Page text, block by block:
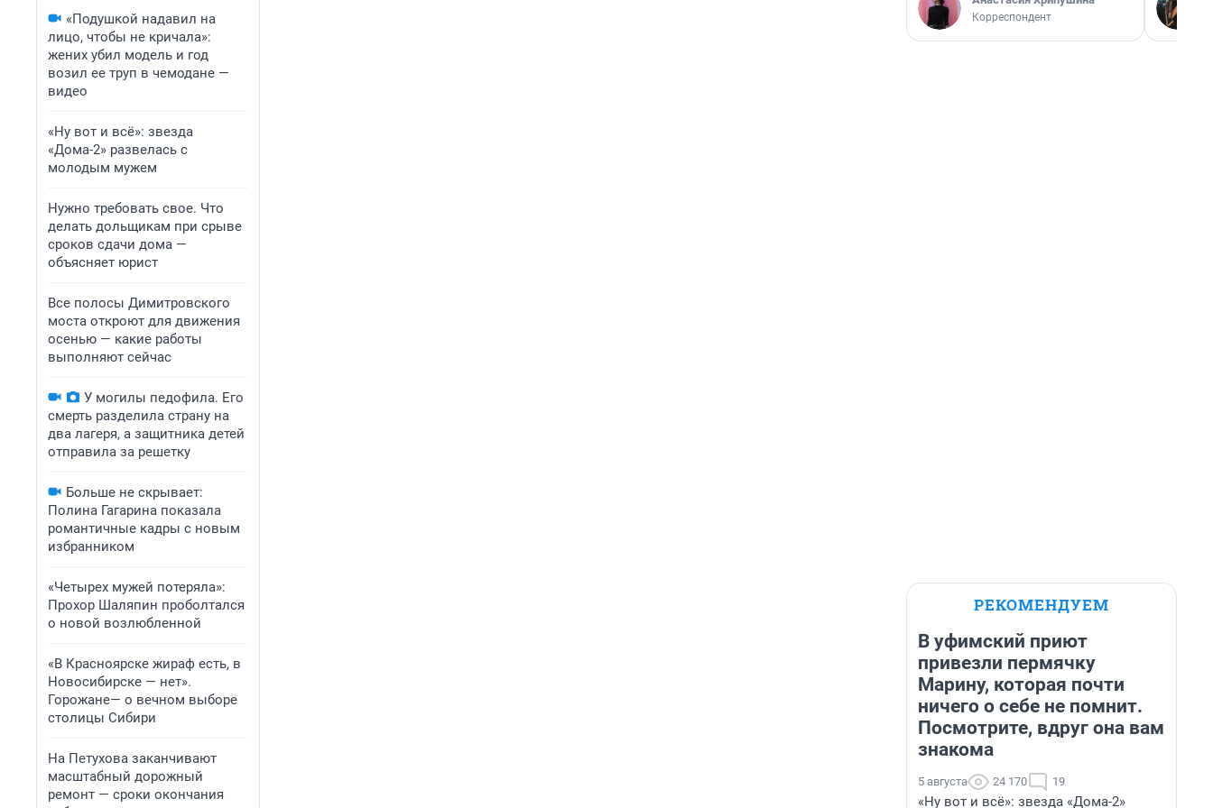
«Подушкой надавил на
лицо, чтобы не кричала»:
жених убил модель и год
возил ее труп в чемодане —
видео
«Ну вот и всё»: звезда
«Дома-2» развелась с
молодым мужем
Нужно требовать свое. Что
делать дольщикам при срыве
сроков сдачи дома —
объясняет юрист
Все полосы Димитровского
моста откроют для движения
осенью — какие работы
выполняют сейчас
У могилы педофила. Его
смерть разделила страну на
два лагеря, а защитника детей
отправила за решетку
Больше не скрывает:
Полина Гагарина показала
романтичные кадры с новым
избранником
«Четырех мужей потеряла»:
Прохор Шаляпин проболтался
о новой возлюбленной
«В Красноярске жираф есть, в
Новосибирске — нет».
Горожане— о вечном выборе
столицы Сибири
На Петухова заканчивают
масштабный дорожный
ремонт — сроки окончания
Корреспондент
РЕКОМЕНДУЕМ
В уфимский приют
привезли пермячку
Марину, которая почти
ничего о себе не помнит.
Посмотрите, вдруг она вам
знакома
5 августа 24 170 19
«Ну вот и всё»: звезда «Дома-2»